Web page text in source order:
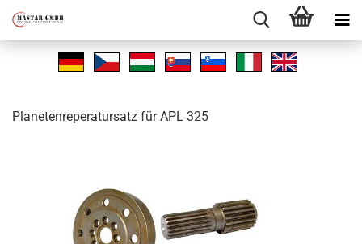
Pla­ne­ten­re­pe­ra­tur­satz für APL 325